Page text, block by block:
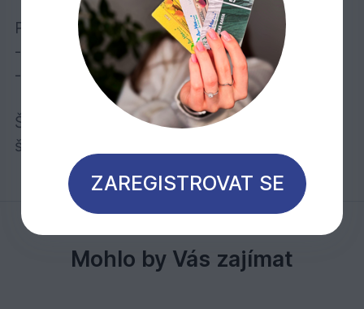
Při práci s nimi se spolehněte na:
- maximální účinnost
- efektivitu a rychlost zpracování
Štětce „TRUHLÁŘ“ naleznete k dostání v
šířkách 25, 40, 50, 65 a 75 mm.
Mohlo by Vás zajímat
ZAREGISTROVAT SE